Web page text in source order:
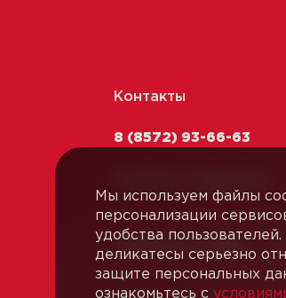
Мы используем файлы
персонализации
удобства
деликатесы серьезно
защите персональных
ознакомьтесь с
Контакты
8 (8572) 93-66-63